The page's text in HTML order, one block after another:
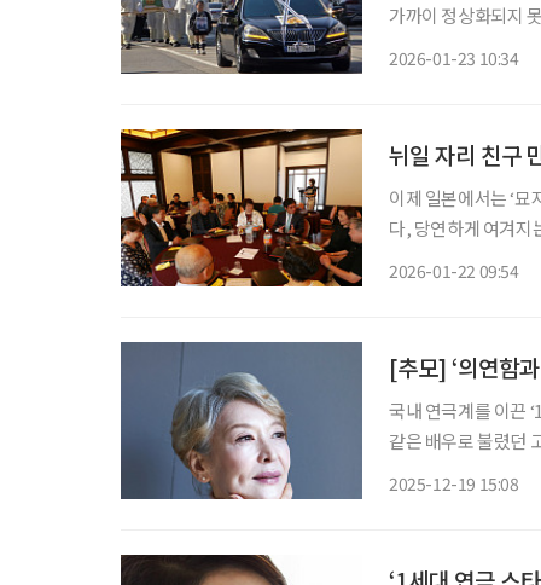
가까이 정상화되지
2026-01-23 10:34
뉘일 자리 친구
이제 일본에서는 ‘
다, 당연하게 여겨지
2026-01-22 09:54
[추모] ‘의연함
국내 연극계를 이끈
같은 배우로 불렸던
2025-12-19 15:08